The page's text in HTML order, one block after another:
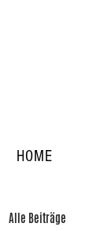
HOME
Alle Beiträge